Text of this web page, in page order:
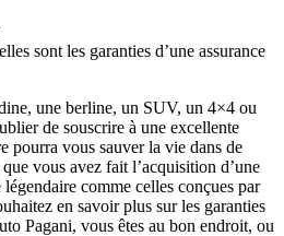
sont les garanties d’une assurance
une berline, un SUV, un 4×4 ou
de souscrire à une excellente
pourra vous sauver la vie dans de
vous avez fait l’acquisition d’une
comme celles conçues par
en savoir plus sur les garanties
Pagani, vous êtes au bon endroit, ou